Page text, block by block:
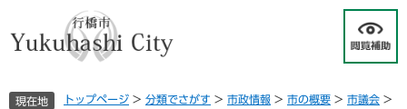
現在地 トップページ > 分類でさがす > 市政情報 > 市の概要 > 市議会 >